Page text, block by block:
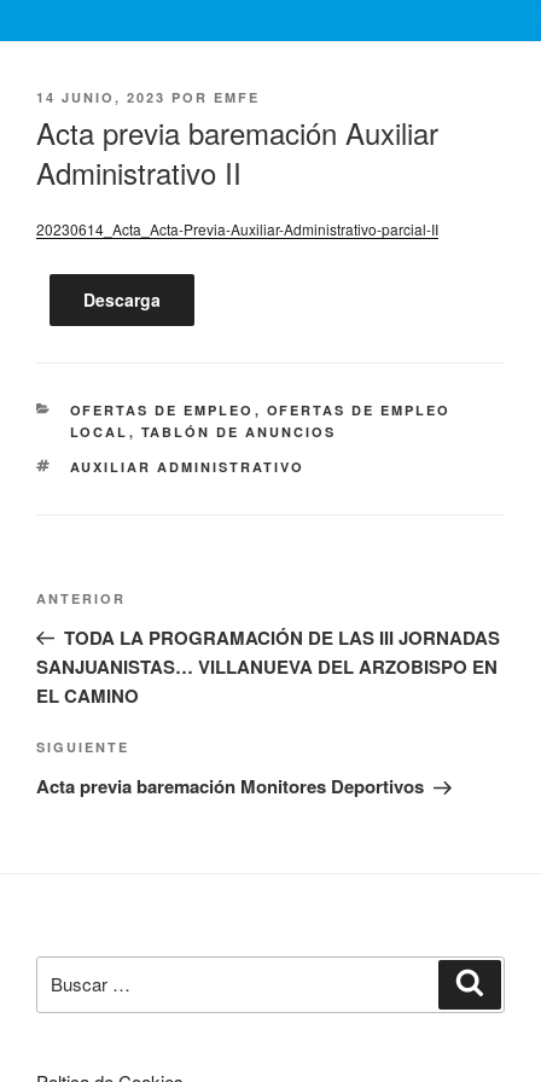
PUBLICADO
14 JUNIO, 2023 POR EMFE
Acta previa baremación Auxiliar
Administrativo II
20230614_Acta_Acta-Previa-Auxiliar-Administrativo-parcial-II
Descarga
CATEGORÍAS
OFERTAS DE EMPLEO , OFERTAS DE EMPLEO
LOCAL , TABLÓN DE ANUNCIOS
ETIQUETAS
AUXILIAR ADMINISTRATIVO
entradas
Entrada
anterior:
ANTERIOR
TODA LA PROGRAMACIÓN DE LAS III JORNADAS
SANJUANISTAS… VILLANUEVA DEL ARZOBISPO EN
EL CAMINO
Siguiente
entrada
SIGUIENTE
Acta previa baremación Monitores Deportivos
por: